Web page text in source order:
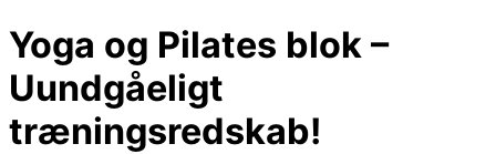
Yoga og Pilates blok –
Uundgåeligt
træningsredskab!